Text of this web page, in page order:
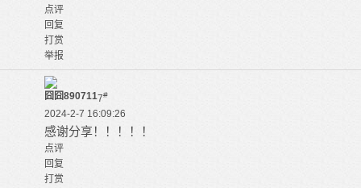
点评
回复
打赏
举报
囧囧8907117#
2024-2-7 16:09:26
感谢分享！！！！！
点评
回复
打赏